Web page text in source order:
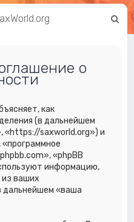
о
как
(в дальнейшем
«https://saxworld.org») и
«phpBB
информацию,
ваших
дальнейшем «ваша